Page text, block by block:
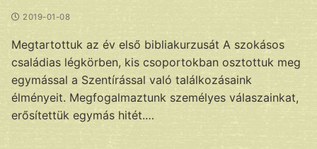
2019-01-08
Megtartottuk az év első bibliakurzusát A szokásos
családias légkörben, kis csoportokban osztottuk meg
egymással a Szentírással való találkozásaink
élményeit. Megfogalmaztunk személyes válaszainkat,
erősítettük egymás hitét.…